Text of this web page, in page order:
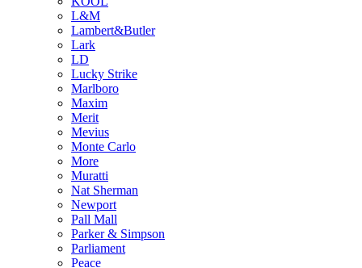
L&M
Lambert&Butler
Lark
LD
Lucky Strike
Marlboro
Maxim
Merit
Mevius
Monte Carlo
More
Muratti
Nat Sherman
Newport
Pall Mall
Parker & Simpson
Parliament
Peace